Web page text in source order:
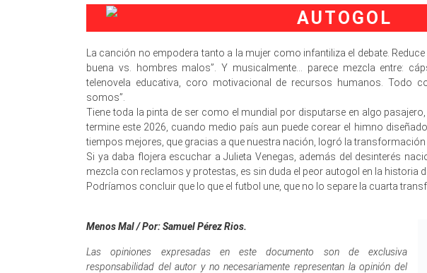
La canción no empodera tanto a la mujer como infantiliza el debate.
buena vs. hombres malos”. Y musicalmente… parece mezcla entre:
telenovela educativa, coro motivacional de recursos humanos. Todo
somos”.
Tiene toda la pinta de ser como el mundial por disputarse en algo
termine este 2026, cuando medio país aun puede corear el himno
tiempos mejores, que gracias a que nuestra nación, logró la transformación
Si ya daba flojera escuchar a Julieta Venegas, además del desinterés
mezcla con reclamos y protestas, es sin duda el peor autogol en la historia
Podríamos concluir que lo que el futbol une, que no lo separe la cuarta
Menos Mal / Por: Samuel Pérez Rios.
Las opiniones expresadas en este documento son de exclusiva
responsabilidad del autor y no necesariamente representan la opinión del